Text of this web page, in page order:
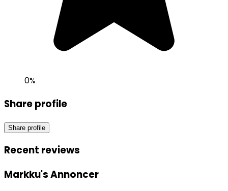
0%
Share profile
Share profile
Recent reviews
Markku'sAnnoncer